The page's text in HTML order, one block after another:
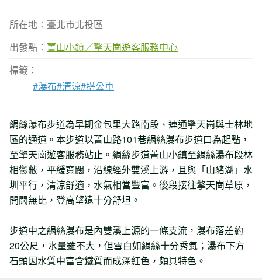
所在地：臺北市北投區
出發點： 菁山小鎮／擎天崗遊客服務中心
標籤：
#瀑布#清涼#搭公車
絹絲瀑布步道為早期金包里大路南段、連通擎天崗與士林地
區的通道。本步道以菁山路101巷絹絲瀑布步道口為起點，
至擎天崗遊客服務站止。絹絲步道菁山小鎮至絹絲瀑布段林
相鬱蔽，平緩寬闊，沿線經外雙溪上游，且與「山豬湖」水
圳平行，清涼舒適，水氣相當豐富。後段接往擎天崗草原，
開闊無比，登高望遠十分舒坦。
步道中之絹絲瀑布是內雙溪上源的一條支流，瀑布落差約
20公尺，水量雖不大，但雪白如絹絲十分秀氣；瀑布下方
石頭因水質中富含鐵質而成深紅色，頗具特色。